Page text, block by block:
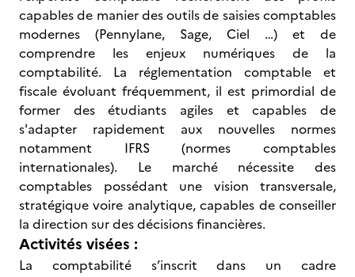
capables de manier des outils de saisies comptables
modernes (Pennylane, Sage, Ciel …) et de
comprendre les enjeux numériques de la
comptabilité. La réglementation comptable et
fiscale évoluant fréquemment, il est primordial de
former des étudiants agiles et capables de
s'adapter rapidement aux nouvelles normes
notamment IFRS (normes comptables
internationales). Le marché nécessite des
comptables possédant une vision transversale,
stratégique voire analytique, capables de conseiller
la direction sur des décisions financières.
Activités visées :
La comptabilité s’inscrit dans un cadre